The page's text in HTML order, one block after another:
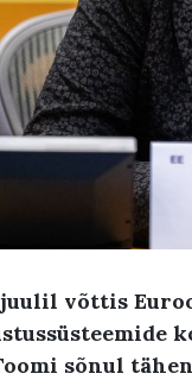
võttis
sõnul